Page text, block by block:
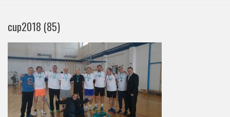
cup2018 (85)